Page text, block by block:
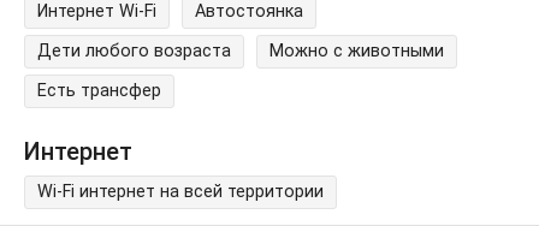
Интернет Wi-Fi
Автостоянка
Дети любого возраста
Можно с животными
Есть трансфер
Интернет
Wi-Fi интернет на всей территории